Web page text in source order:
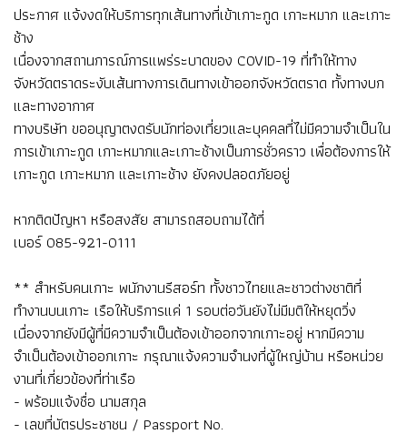
ประกาศ แจ้งงดให้บริการทุกเส้นทางที่เข้าเกาะกูด เกาะหมาก และเกาะ
ช้าง
เนื่องจากสถานการณ์การแพร่ระบาดของ COVID-19 ที่ทำให้ทาง
จังหวัดตราดระงับเส้นทางการเดินทางเข้าออกจังหวัดตราด ทั้งทางบก
และทางอากาศ
ทางบริษัท ขออนุญาตงดรับนักท่องเที่ยวและบุคคลที่ไม่มีความจำเป็นใน
การเข้าเกาะกูด เกาะหมากและเกาะช้างเป็นการชั่วคราว เพื่อต้องการให้
เกาะกูด เกาะหมาก และเกาะช้าง ยังคงปลอดภัยอยู่
หากติดปัญหา หรือสงสัย สามารถสอบถามได้ที่
เบอร์ 085-921-0111
** สำหรับคนเกาะ พนักงานรีสอร์ท ทั้งชาวไทยและชาวต่างชาติที่
ทำงานบนเกาะ เรือให้บริการแค่ 1 รอบต่อวันยังไม่มีมติให้หยุดวิ่ง
เนื่องจากยังมีผู้ที่มีความจำเป็นต้องเข้าออกจากเกาะอยู่ หากมีความ
จำเป็นต้องเข้าออกเกาะ กรุณาแจ้งความจำนงที่ผู้ใหญ่บ้าน หรือหน่วย
งานที่เกี่ยวข้องที่ท่าเรือ
- พร้อมแจ้งชื่อ นามสกุล
- เลขที่บัตรประชาชน / Passport No.